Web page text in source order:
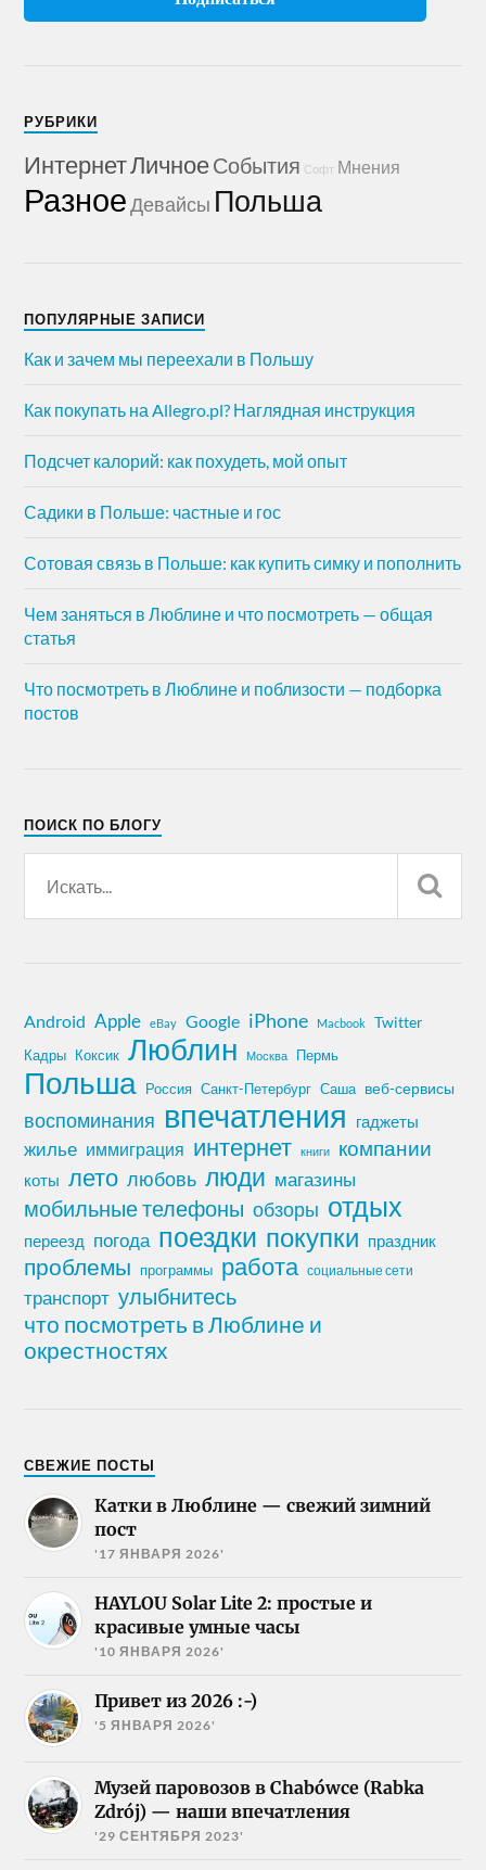
РУБРИКИ
ИнтернетЛичноеСобытия Софт Мнения
РазноеДевайсы Польша
ПОПУЛЯРНЫЕ ЗАПИСИ
Как и зачем мы переехали в Польшу
Как покупать на Allegro.pl? Наглядная инструкция
Подсчет калорий: как похудеть, мой опыт
Садики в Польше: частные и гос
Сотовая связь в Польше: как купить симку и пополнить
Чем заняться в Люблине и что посмотреть — общая
статья
Что посмотреть в Люблине и поблизости — подборка
постов
ПОИСК ПО БЛОГУ
Android Apple eBay Google iPhone Macbook Twitter
Кадры Коксик Люблин Москва Пермь
Польша Россия Санкт-Петербург Саша веб-сервисы
воспоминания впечатления гаджеты
жилье иммиграция интернет книги компании
коты лето любовь люди магазины
мобильные телефоны обзоры отдых
переезд погода поездки покупки праздник
проблемы программы работа социальные сети
транспорт улыбнитесь
что посмотреть в Люблине и
окрестностях
СВЕЖИЕ ПОСТЫ
Катки в Люблине — свежий зимний
пост
'17 ЯНВАРЯ 2026'
HAYLOU Solar Lite 2: простые и
красивые умные часы
'10 ЯНВАРЯ 2026'
Привет из 2026 :-)
'5 ЯНВАРЯ 2026'
Музей паровозов в Chabówce (Rabka
Zdrój) — наши впечатления
'29 СЕНТЯБРЯ 2023'